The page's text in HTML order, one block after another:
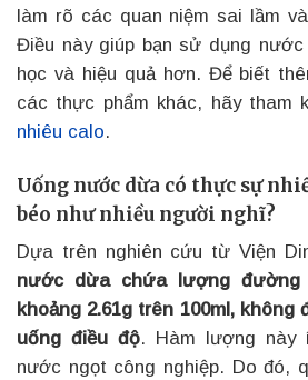
làm rõ các quan niệm sai lầm
Điều này giúp bạn sử dụng
học và hiệu quả hơn. Để biết
các thực phẩm khác, hãy tham
nhiêu calo.
Uống nước dừa có thực sự
béo như nhiều người nghĩ?
Dựa trên nghiên cứu từ Viện
nước dừa chứa lượng
khoảng 2.61g trên 100ml, không
uống điều độ. Hàm lượng này
nước ngọt công nghiệp. Do đó,